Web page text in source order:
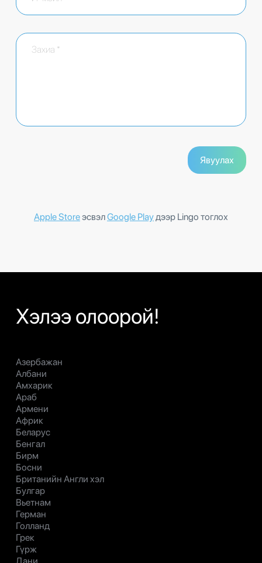
Apple StoreэсвэлGoogle Playдээр Lingo тоглох
Хэлээ олоорой!
Азербажан
Албани
Амхарик
Араб
Армени
Африк
Беларус
Бенгал
Бирм
Босни
Британийн Англи хэл
Булгар
Вьетнам
Герман
Голланд
Грек
Гүрж